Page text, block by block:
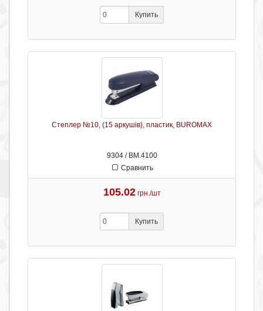
Купить
Степлер №10, (15 аркушів), пластик, BUROMAX
9304 / ВМ.4100
Сравнить
105.02 грн./шт
Купить